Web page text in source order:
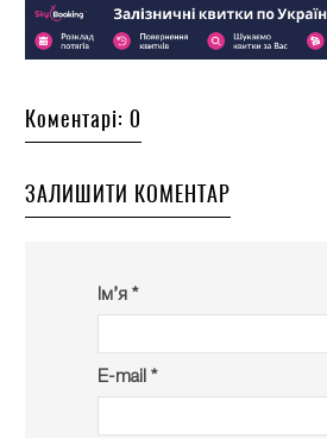
Коментарі: 0
ЗАЛИШИТИ КОМЕНТАР
Ім’я *
E-mail *